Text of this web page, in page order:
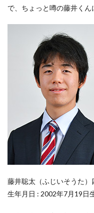
で、ちょっと噂の藤井くん
藤井聡太（ふじいそうた）
生年月日 : 2002年7月19日